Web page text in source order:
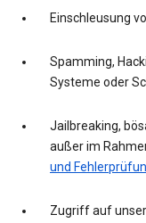
Einschleusung
Spamming,
Systeme oder
Jailbreaking,
außer im
und
Zugriff auf